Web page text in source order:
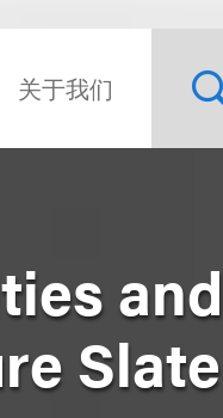
关于我们
and
Slate